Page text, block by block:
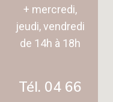
+ mercredi,
jeudi, vendredi
de 14h à 18h
Tél. 04 66